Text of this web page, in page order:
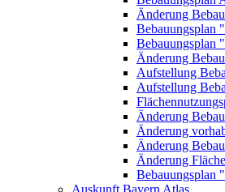
Änderung
Bebauungsplan
Bebauungsplan
Änderung
Aufstellung
Aufstellung
Änderung
Änderung
Änderung
Änderung
Bebauungsplan
Auskunft Bayern Atlas